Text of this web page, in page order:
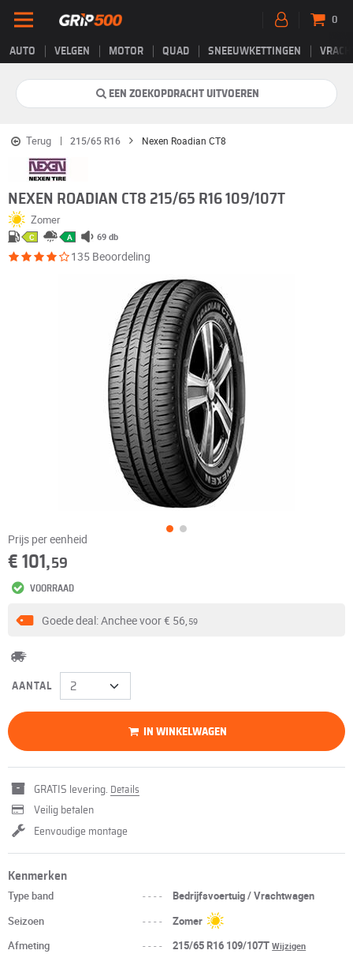
AUTO VELGEN MOTOR QUAD SNEEUWKETTINGEN
0
EEN ZOEKOPDRACHT UITVOEREN
Terug 215/65 R16 Nexen Roadian CT8
NEXEN ROADIAN CT8 215/65 R16 109/107T
Zomer
C A 69 db
135 Beoordeling
Prijs per eenheid
€ 101,59
VOORRAAD
Goede deal: Anchee voor€ 56, 59
AANTAL
IN WINKELWAGEN
GRATIS levering. Details
Veilig betalen
Eenvoudige montage
Kenmerken
Type band ----
Bedrijfsvoertuig / Vrachtwagen
Seizoen
----
Zomer
Afmeting
---- 215/65 R16 109/107TWijzigen